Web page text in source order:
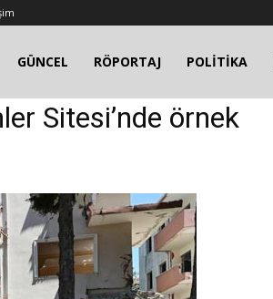
GÜNCEL RÖPORTAJ POLİTİKA
Sitesi’nde örnek